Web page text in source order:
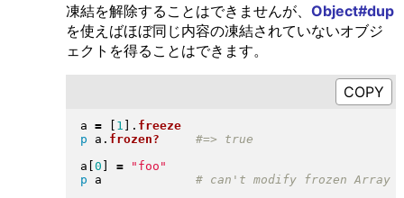
凍結を解除することはできませんが、 Object#dup
を使えばほぼ同じ内容の凍結されていないオブジ
ェクトを得ることはできます。
a = [ 1 ] . freeze
p a . frozen?
a [0 ] = " foo "
p a